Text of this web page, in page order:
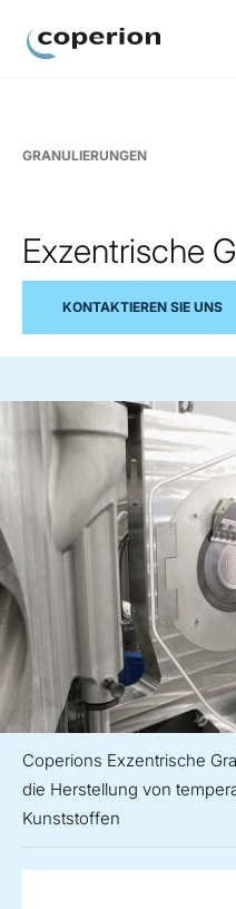
GRANULIERUNGEN
Exzentrische
KONTAKTIEREN SIE UNS
Coperions Exzentrische
die Herstellung von
Kunststoffen